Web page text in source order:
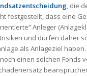
, die
festgestellt, dass eine
Anleger
und dürfen daher
als Anlageziel
einen solchen Fonds